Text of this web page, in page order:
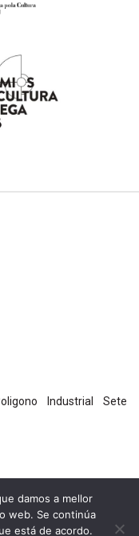
Industrial Sete
damos a mellor
web. Se continúa
está de acordo.